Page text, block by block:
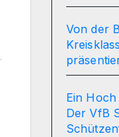
Von der
Ein
Der VfB